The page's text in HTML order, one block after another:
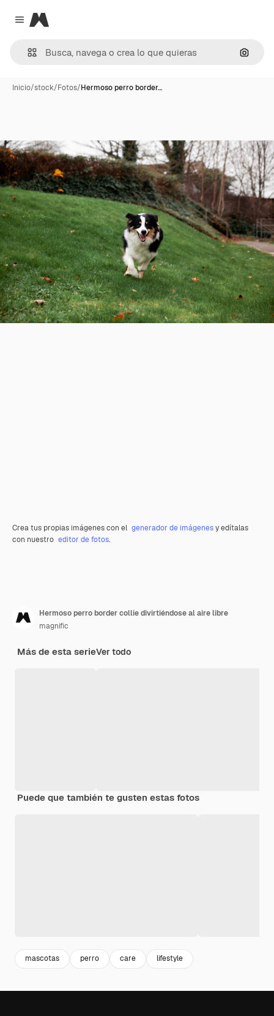
Close menu
Magnific
Inicio/stock/Fotos/Hermoso perro border…
Crea tus propias imágenes con el generador de imágenesy edítalas
con nuestro editor de fotos.
Hermoso perro border collie divirtiéndose al aire libre
magnific
Más de esta serieVer todo
Puede que también te gusten estas fotos
mascotas perro care lifestyle